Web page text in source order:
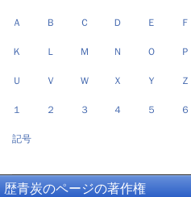
Ａ Ｂ Ｃ Ｄ Ｅ Ｆ
Ｋ Ｌ Ｍ Ｎ Ｏ Ｐ
Ｕ Ｖ Ｗ Ｘ Ｙ Ｚ
１ ２ ３ ４ ５ ６
記号
歴青炭のページの著作権